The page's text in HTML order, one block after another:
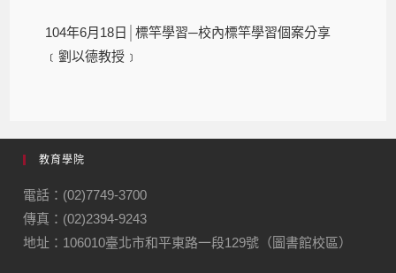
104年6月18日 │標竿學習─校內標竿學習個案分享
﹝劉以德教授﹞
教育學院
電話：(02)7749-3700
傳真：(02)2394-9243
地址：106010臺北市和平東路一段129號（圖書館校區）